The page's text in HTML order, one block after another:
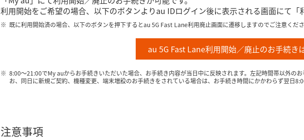
利用開始をご希望の場合、以下のボタンよりau IDログイン後に表示される画面にて
既に利用開始済の場合、以下のボタンを押下するとau 5G Fast Lane利用廃止画面に遷移しますのでご注意くだ
au 5G Fast Lane利用開始／廃止のお手続き
8:00～21:00でMy auからお手続きいただいた場合、お手続き内容が当日中に反映されます。左記時間帯以外の
お、同日に新規ご契約、機種変更、端末増設のお手続きをされている場合は、お手続き時間にかかわらず翌日
注意事項